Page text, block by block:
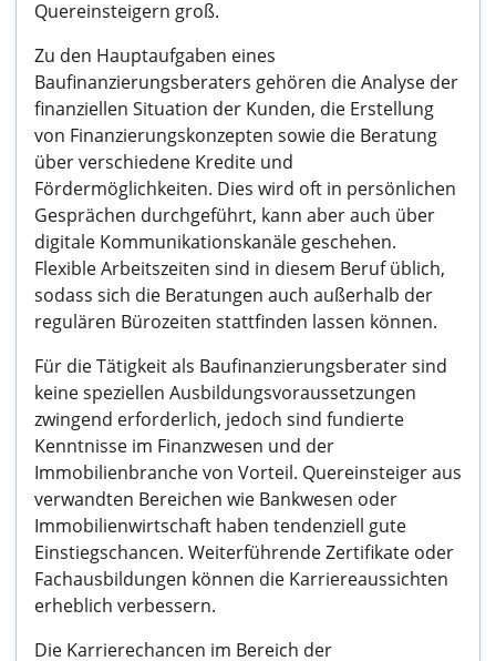
Quereinsteigern groß.
Zu den Hauptaufgaben eines
Baufinanzierungsberaters gehören die Analyse der
finanziellen Situation der Kunden, die Erstellung
von Finanzierungskonzepten sowie die Beratung
über verschiedene Kredite und
Fördermöglichkeiten. Dies wird oft in persönlichen
Gesprächen durchgeführt, kann aber auch über
digitale Kommunikationskanäle geschehen.
Flexible Arbeitszeiten sind in diesem Beruf üblich,
sodass sich die Beratungen auch außerhalb der
regulären Bürozeiten stattfinden lassen können.
Für die Tätigkeit als Baufinanzierungsberater sind
keine speziellen Ausbildungsvoraussetzungen
zwingend erforderlich, jedoch sind fundierte
Kenntnisse im Finanzwesen und der
Immobilienbranche von Vorteil. Quereinsteiger aus
verwandten Bereichen wie Bankwesen oder
Immobilienwirtschaft haben tendenziell gute
Einstiegschancen. Weiterführende Zertifikate oder
Fachausbildungen können die Karriereaussichten
erheblich verbessern.
Die Karrierechancen im Bereich der